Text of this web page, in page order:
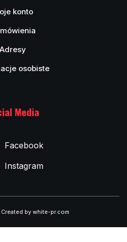
konto
Adresy
osobiste
Media
Facebook
Instagram
Created by white-pr.com